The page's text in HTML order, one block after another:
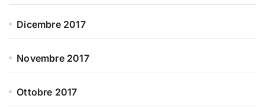
Dicembre 2017
Novembre 2017
Ottobre 2017